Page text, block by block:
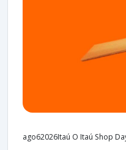
ago62026Itaú O Itaú Shop